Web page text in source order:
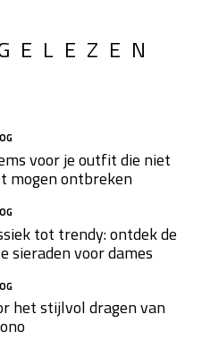
voor je outfit die niet
mogen ontbreken
tot trendy: ontdek de
sieraden voor dames
het stijlvol dragen van